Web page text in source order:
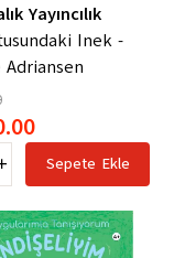
Yayıncılık
Inek -
Sepete Ekle